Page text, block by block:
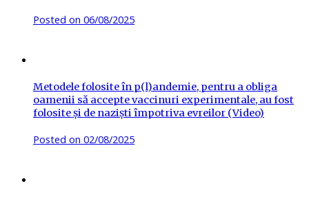
Posted on 06/08/2025
Metodele folosite în p(l)andemie, pentru a obliga
oamenii să accepte vaccinuri experimentale, au fost
folosite și de naziști împotriva evreilor (Video)
Posted on 02/08/2025